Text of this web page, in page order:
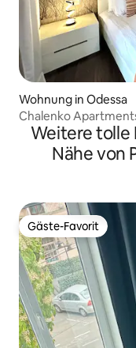
Wohnung in Odessa
Chalenko
Weitere tolle
Nähe von
Gäste-Favorit
Gäste-Favorit